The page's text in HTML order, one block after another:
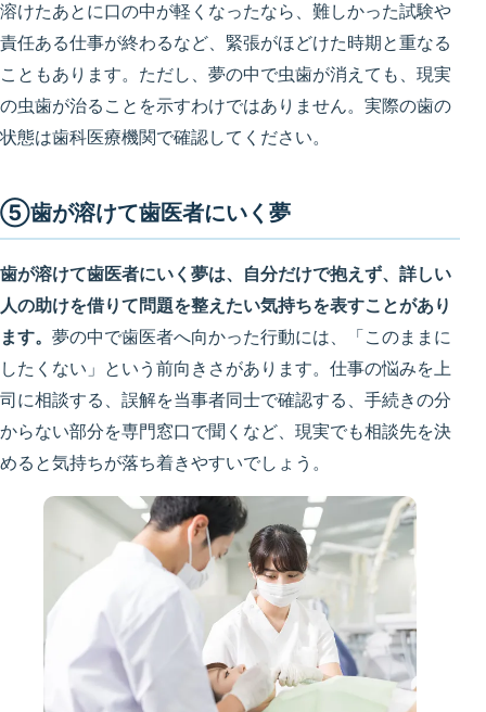
溶けたあとに口の中が軽くなったなら、難しかった試験や
責任ある仕事が終わるなど、緊張がほどけた時期と重なる
こともあります。ただし、夢の中で虫歯が消えても、現実
の虫歯が治ることを示すわけではありません。実際の歯の
状態は歯科医療機関で確認してください。
⑤歯が溶けて歯医者にいく夢
歯が溶けて歯医者にいく夢は、自分だけで抱えず、詳しい
人の助けを借りて問題を整えたい気持ちを表すことがあり
ます。 夢の中で歯医者へ向かった行動には、「このままに
したくない」という前向きさがあります。仕事の悩みを上
司に相談する、誤解を当事者同士で確認する、手続きの分
からない部分を専門窓口で聞くなど、現実でも相談先を決
めると気持ちが落ち着きやすいでしょう。